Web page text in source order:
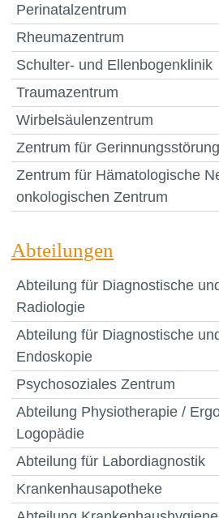
Perinatalzentrum
Rheumazentrum
Schulter- und Ellenbogenklinik
Traumazentrum
Wirbelsäulenzentrum
Zentrum für
Zentrum für Hämatologische
onkologischen Zentrum
Abteilungen
Abteilung für Diagnostische
Radiologie
Abteilung für Diagnostische
Endoskopie
Psychosoziales Zentrum
Abteilung Physiotherapie /
Logopädie
Abteilung für Labordiagnostik
Krankenhausapotheke